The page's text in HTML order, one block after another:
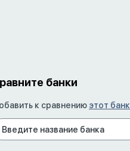
банки
к сравнению этот банк